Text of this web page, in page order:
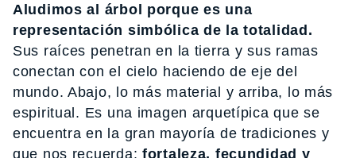
Aludimos al árbol porque es una
representación simbólica de la totalidad.
Sus raíces penetran en la tierra y sus ramas
conectan con el cielo haciendo de eje del
mundo. Abajo, lo más material y arriba, lo más
espiritual. Es una imagen arquetípica que se
encuentra en la gran mayoría de tradiciones y
que nos recuerda: fortaleza, fecundidad y